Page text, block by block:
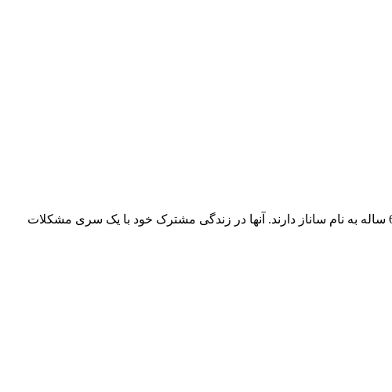
ساعت شلوغی داستان زندگی زن و شوهری به نام های نوید و سحر است که 7 سال است با یکدیگر ازدواج کرده و یک دختر 6 ساله به نام ساناز دارند. آنها در زندگی مشترک خود با یک سری مشکلات